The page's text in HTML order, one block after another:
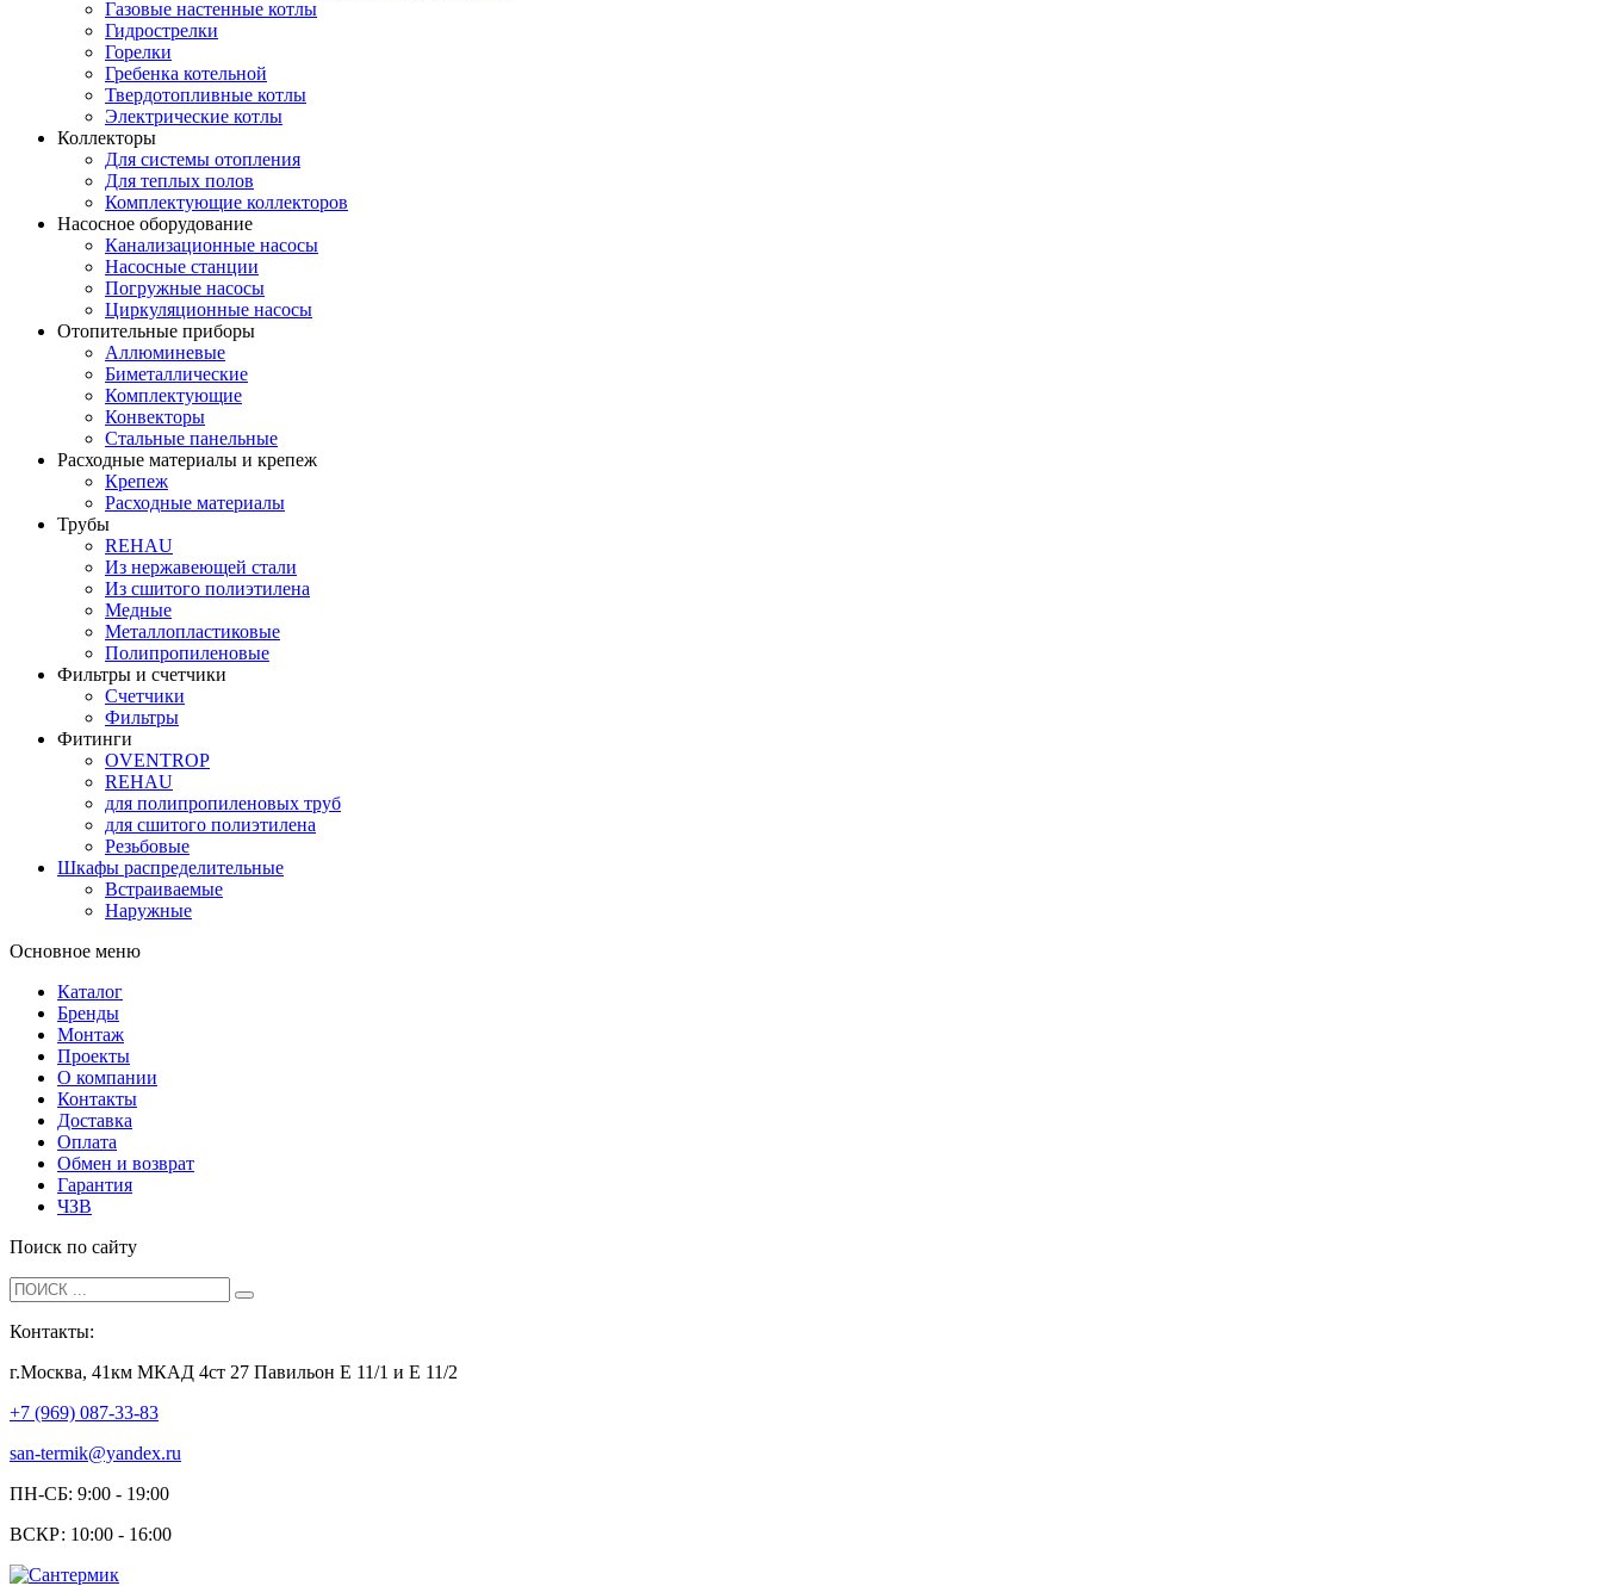
Газовые настенные котлы
Гидрострелки
Горелки
Гребенка котельной
Твердотопливные котлы
Электрические котлы
Коллекторы
Для системы отопления
Для теплых полов
Комплектующие коллекторов
Насосное оборудование
Канализационные насосы
Насосные станции
Погружные насосы
Циркуляционные насосы
Отопительные приборы
Аллюминевые
Биметаллические
Комплектующие
Конвекторы
Стальные панельные
Расходные материалы и крепеж
Крепеж
Расходные материалы
Трубы
REHAU
Из нержавеющей стали
Из сшитого полиэтилена
Медные
Металлопластиковые
Полипропиленовые
Фильтры и счетчики
Счетчики
Фильтры
Фитинги
OVENTROP
REHAU
для полипропиленовых труб
для сшитого полиэтилена
Резьбовые
Шкафы распределительные
Встраиваемые
Наружные
Основное меню
Каталог
Бренды
Монтаж
Проекты
О компании
Контакты
Доставка
Оплата
Обмен и возврат
Гарантия
ЧЗВ
Поиск по сайту
Контакты:
г.Москва, 41км МКАД 4ст 27 Павильон Е 11/1 и Е 11/2
+7 (969) 087-33-83
san-termik@yandex.ru
ПН-СБ: 9:00 - 19:00
ВСКР: 10:00 - 16:00